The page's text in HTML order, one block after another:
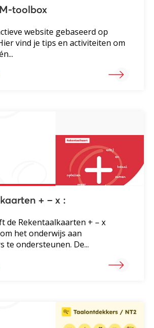
toolbox
website gebaseerd op
vind je tips en activiteiten om
+ – x :
de Rekentaalkaarten + – x
het onderwijs aan
te ondersteunen. De...